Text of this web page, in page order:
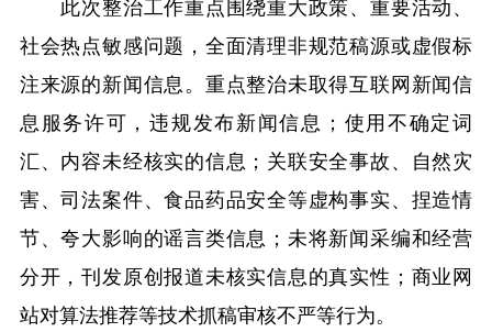
社会热点敏感问题，全面清理非规范稿源或虚假标
注来源的新闻信息。重点整治未取得互联网新闻信
息服务许可，违规发布新闻信息；使用不确定词
汇、内容未经核实的信息；关联安全事故、自然灾
害、司法案件、食品药品安全等虚构事实、捏造情
节、夸大影响的谣言类信息；未将新闻采编和经营
分开，刊发原创报道未核实信息的真实性；商业网
站对算法推荐等技术抓稿审核不严等行为。